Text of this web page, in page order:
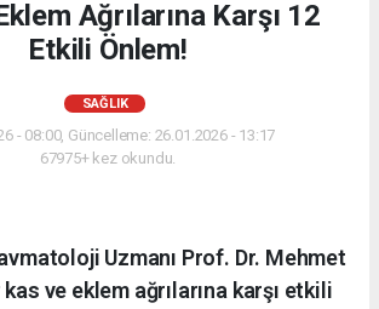
Ağrılarına Karşı 12
Etkili Önlem!
SAĞLIK
- 08:00, Güncelleme: 26.01.2026 - 13:17
67975+ kez okundu.
Uzmanı Prof. Dr. Mehmet
ve eklem ağrılarına karşı etkili